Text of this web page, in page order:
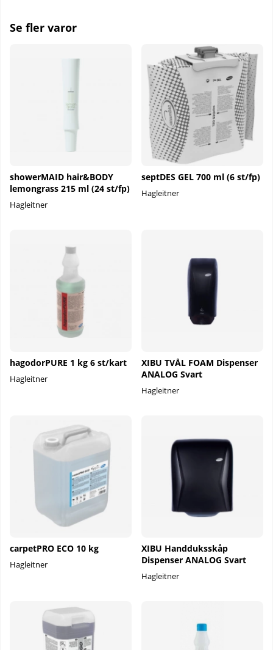
Se fler varor
showerMAID hair&BODY
lemongrass 215 ml (24 st/fp)
Hagleitner
septDES GEL 700 ml (6 st/fp)
Hagleitner
hagodorPURE 1 kg 6 st/kart
Hagleitner
XIBU TVÅL FOAM Dispenser
ANALOG Svart
Hagleitner
carpetPRO ECO 10 kg
Hagleitner
XIBU Handduksskåp
Dispenser ANALOG Svart
Hagleitner